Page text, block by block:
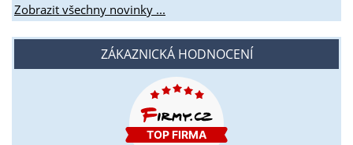
Zobrazit všechny novinky ...
ZÁKAZNICKÁ HODNOCENÍ